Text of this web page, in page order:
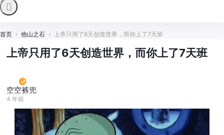
首页 › 他山之石 › 上帝只用了6天创造世界，而你上了7天班
上帝只用了6天创造世界，而你上了7天班
空空裤兜
4 年前